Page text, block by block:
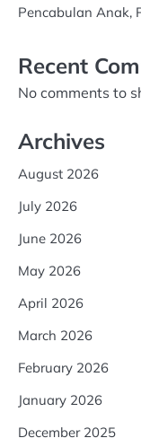
Pencabulan Anak,
Recent
No comments to
Archives
August 2026
July 2026
June 2026
May 2026
April 2026
March 2026
February 2026
January 2026
December 2025